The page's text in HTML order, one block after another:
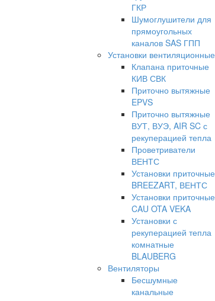
ГКР
Шумоглушители для
прямоугольных
каналов SAS ГПП
Установки вентиляционные
Клапана приточные
КИВ СВК
Приточно вытяжные
EPVS
Приточно вытяжные
ВУТ, ВУЭ, AIR SC с
рекуперацией тепла
Проветриватели
ВЕНТС
Установки приточные
BREEZART, ВЕНТС
Установки приточные
CAU OTA VEKA
Установки с
рекуперацией тепла
комнатные
BLAUBERG
Вентиляторы
Бесшумные
канальные